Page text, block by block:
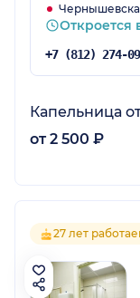
Откроется
Капельница
от 2 500 ₽
27 лет